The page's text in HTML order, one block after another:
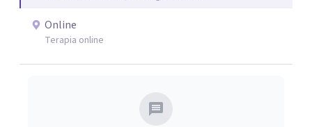
Online
Terapia online